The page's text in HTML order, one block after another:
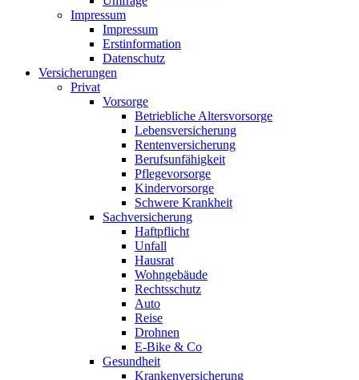
Impressum
Impressum
Erstinformation
Datenschutz
Versicherungen
Privat
Vorsorge
Betriebliche Altersvorsorge
Lebensversicherung
Rentenversicherung
Berufsunfähigkeit
Pflegevorsorge
Kindervorsorge
Schwere Krankheit
Sachversicherung
Haftpflicht
Unfall
Hausrat
Wohngebäude
Rechtsschutz
Auto
Reise
Drohnen
E-Bike & Co
Gesundheit
Krankenversicherung